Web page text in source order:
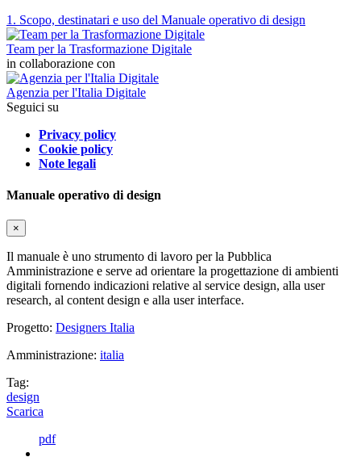
1. Scopo, destinatari e uso del Manuale operativo di design
Team per la Trasformazione Digitale
in collaborazione con
Agenzia per l'Italia Digitale
Seguici su
Privacy policy
Cookie policy
Note legali
Manuale operativo di design
×
Il manuale è uno strumento di lavoro per la Pubblica
Amministrazione e serve ad orientare la progettazione di ambienti
digitali fornendo indicazioni relative al service design, alla user
research, al content design e alla user interface.
Progetto: Designers Italia
Amministrazione: italia
Tag:
design
Scarica
pdf